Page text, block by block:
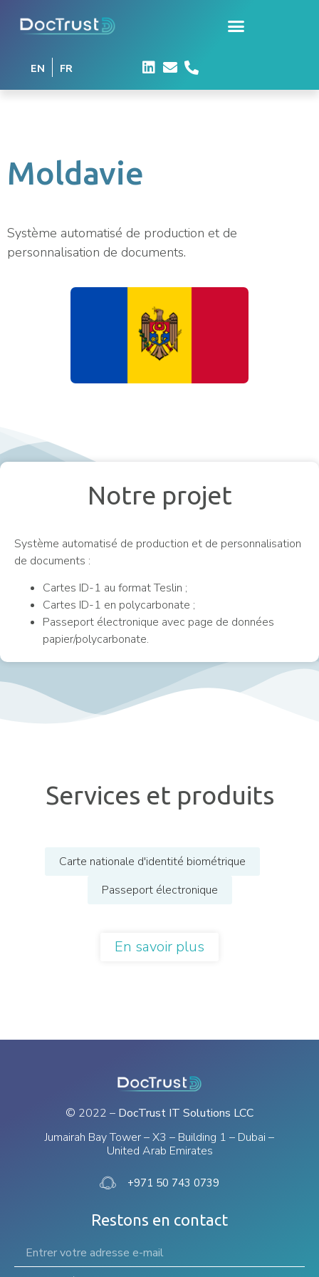
EN FR
Moldavie
Système automatisé de production et de
personnalisation de documents.
Notre projet
Système automatisé de production et de personnalisation
de documents :
Cartes ID-1 au format Teslin ;
Cartes ID-1 en polycarbonate ;
Passeport électronique avec page de données
papier/polycarbonate.
Services et produits
Carte nationale d'identité biométrique
Passeport électronique
En savoir plus
© 2022 – DocTrust IT Solutions LCC
Jumairah Bay Tower – X3 – Building 1 – Dubai –
United Arab Emirates
+971 50 743 0739
Restons en contact